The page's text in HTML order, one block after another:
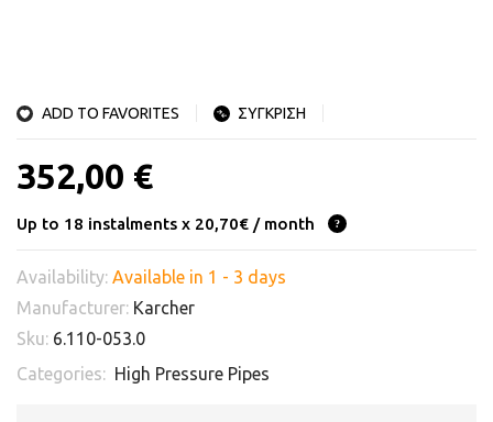
ADD TO FAVORITES ΣΥΓΚΡΙΣΗ
352,00 €
Up to 18 instalments x 20,70€ / month
Availability: Available in 1 - 3 days
Manufacturer: Karcher
Sku: 6.110-053.0
Categories: High Pressure Pipes